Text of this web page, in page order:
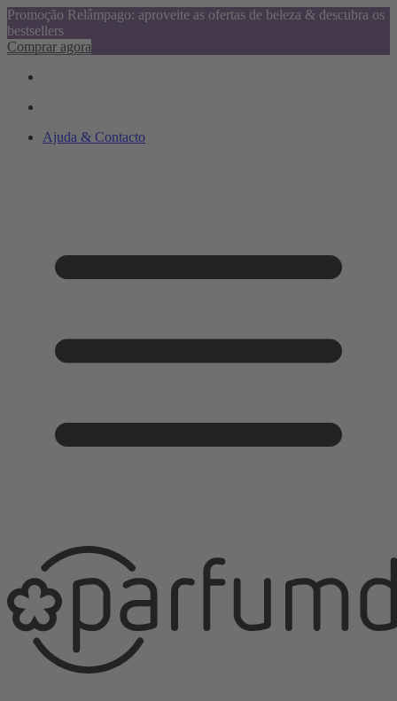
Promoção Relâmpago: aproveite as ofertas de beleza & descubra os
bestsellers
Comprar agora
Ajuda & Contacto